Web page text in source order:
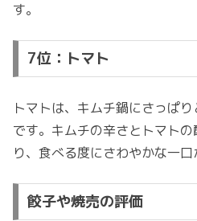
す。
7位：トマト
トマトは、キムチ鍋にさっぱ
です。キムチの辛さとトマト
り、食べる度にさわやかな一口
餃子や焼売の評価